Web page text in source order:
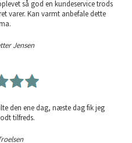
så god en kundeservice trods
varer. Kan varmt anbefale dette
Jensen
den ene dag, næste dag fik jeg
tilfreds.